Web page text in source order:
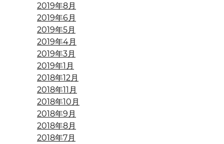
2019年8月
2019年6月
2019年5月
2019年4月
2019年3月
2019年1月
2018年12月
2018年11月
2018年10月
2018年9月
2018年8月
2018年7月